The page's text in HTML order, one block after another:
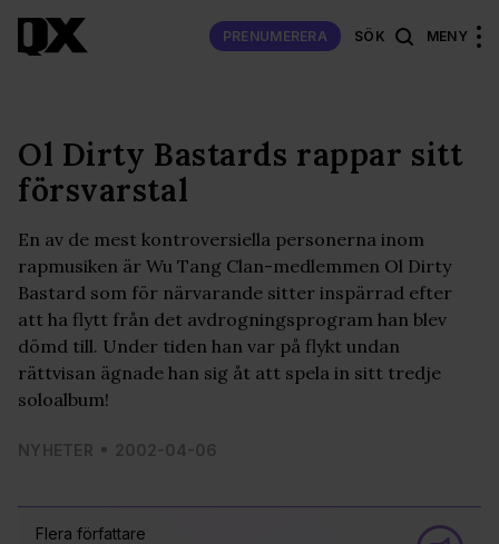
PRENUMERERA SÖK MENY
Flera författare
Ol Dirty Bastards rappar sitt
försvarstal
En av de mest kontroversiella personerna inom
rapmusiken är Wu Tang Clan-medlemmen Ol Dirty
Bastard som för närvarande sitter inspärrad efter
att ha flytt från det avdrogningsprogram han blev
dömd till. Under tiden han var på flykt undan
rättvisan ägnade han sig åt att spela in sitt tredje
soloalbum!
NYHETER 2002-04-06